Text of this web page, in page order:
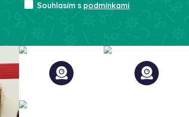
Souhlasím s podmínkami